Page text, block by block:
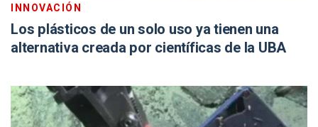
INNOVACIÓN
Los plásticos de un solo uso ya tienen una
alternativa creada por científicas de la UBA